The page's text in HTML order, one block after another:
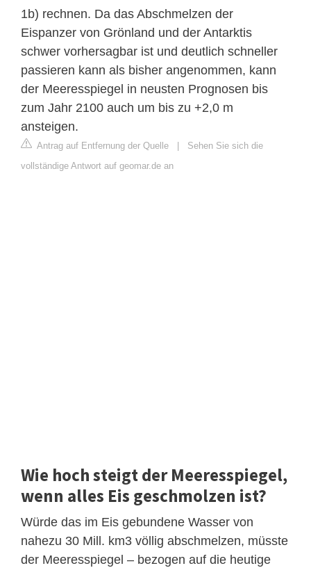
1b) rechnen. Da das Abschmelzen der
Eispanzer von Grönland und der Antarktis
schwer vorhersagbar ist und deutlich schneller
passieren kann als bisher angenommen, kann
der Meeresspiegel in neusten Prognosen bis
zum Jahr 2100 auch um bis zu +2,0 m
ansteigen.
Antrag auf Entfernung der Quelle
Sehen Sie sich die
vollständige Antwort auf geomar.de an
Wie hoch steigt der Meeresspiegel,
wenn alles Eis geschmolzen ist?
Würde das im Eis gebundene Wasser von
nahezu 30 Mill. km3 völlig abschmelzen, müsste
der Meeresspiegel – bezogen auf die heutige